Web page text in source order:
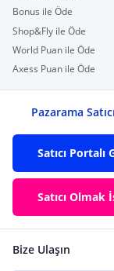
Bonus ile Öde
Shop&Fly ile Öde
World Puan ile Öde
Axess Puan ile Öde
Pazarama
Satıcı Portalı
Satıcı Olmak
Bize Ulaşın